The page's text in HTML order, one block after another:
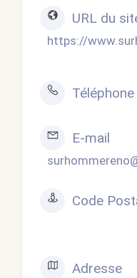
URL du
https://
Téléphone
E-mail
Code
Adresse